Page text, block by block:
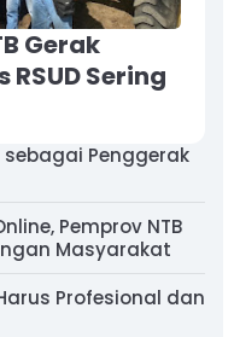
Gerak
Sering
sebagai Penggerak
Pemprov NTB
Masyarakat
Profesional dan